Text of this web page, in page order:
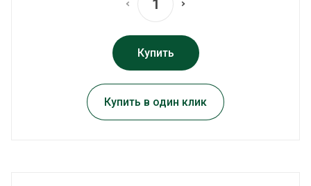
Купить
Купить в один клик